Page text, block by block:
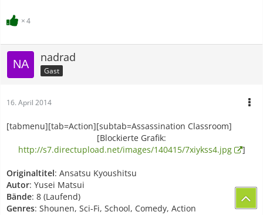
4
nadrad
Gast
16. April 2014
[tabmenu][tab=Action][subtab=Assassination Classroom]
[Blockierte Grafik:
http://s7.directupload.net/images/140415/7xiykss4.jpg
]
Originaltitel: Ansatsu Kyoushitsu
Autor: Yusei Matsui
Bände: 8 (Laufend)
Genres: Shounen, Sci-Fi, School, Comedy, Action